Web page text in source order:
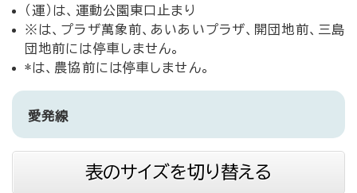
（運）は、運動公園東口止まり
※は、プラザ萬象前、あいあいプラザ、開団地前、三島
団地前には停車しません。
*は、農協前には停車しません。
愛発線
表のサイズを切り替える